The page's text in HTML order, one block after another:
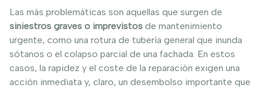
Las más problemáticas son aquellas que surgen de
siniestros graves o imprevistos de mantenimiento
urgente, como una rotura de tubería general que inunda
sótanos o el colapso parcial de una fachada. En estos
casos, la rapidez y el coste de la reparación exigen una
acción inmediata y, claro, un desembolso importante que